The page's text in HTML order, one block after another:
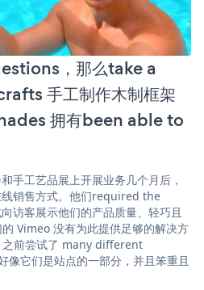
，那么take a
手工制作木制框架
拥有been able to
手工艺品展上开展业务几个月后，
销售方式。他们required the
访客展示他们的产品质量、轻巧且
Vimeo 没有为此提供足够的解决方
前尝试了 many different
它们是站点的一部分，并且笨重且